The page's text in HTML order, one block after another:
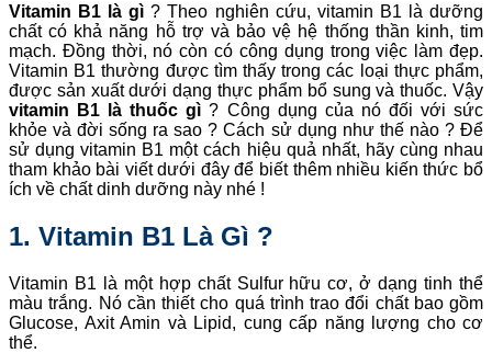
Vitamin B1 là gì ? Theo nghiên cứu, vitamin B1 là dưỡng
chất có khả năng hỗ trợ và bảo vệ hệ thống thần kinh, tim
mạch. Đồng thời, nó còn có công dụng trong việc làm đẹp.
Vitamin B1 thường được tìm thấy trong các loại thực phẩm,
được sản xuất dưới dạng thực phẩm bổ sung và thuốc. Vậy
vitamin B1 là thuốc gì ? Công dụng của nó đối với sức
khỏe và đời sống ra sao ? Cách sử dụng như thế nào ? Để
sử dụng vitamin B1 một cách hiệu quả nhất, hãy cùng nhau
tham khảo bài viết dưới đây để biết thêm nhiều kiến thức bổ
ích về chất dinh dưỡng này nhé !
1. Vitamin B1 Là Gì ?
Vitamin B1 là một hợp chất Sulfur hữu cơ, ở dạng tinh thể
màu trắng. Nó cần thiết cho quá trình trao đổi chất bao gồm
Glucose, Axit Amin và Lipid, cung cấp năng lượng cho cơ
thể.